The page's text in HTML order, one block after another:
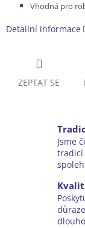
Vhodná pro
Detailní informace
ZEPTAT SE
Jsme
tradicí